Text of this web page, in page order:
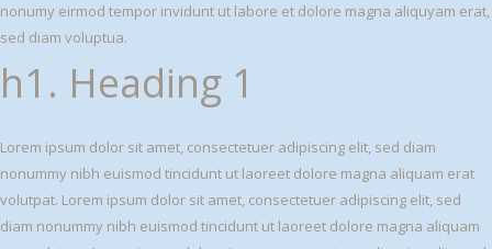
nonumy eirmod tempor invidunt ut labore et dolore magna aliquyam erat,
sed diam voluptua.
h1. Heading 1
Lorem ipsum dolor sit amet, consectetuer adipiscing elit, sed diam
nonummy nibh euismod tincidunt ut laoreet dolore magna aliquam erat
volutpat. Lorem ipsum dolor sit amet, consectetuer adipiscing elit, sed
diam nonummy nibh euismod tincidunt ut laoreet dolore magna aliquam